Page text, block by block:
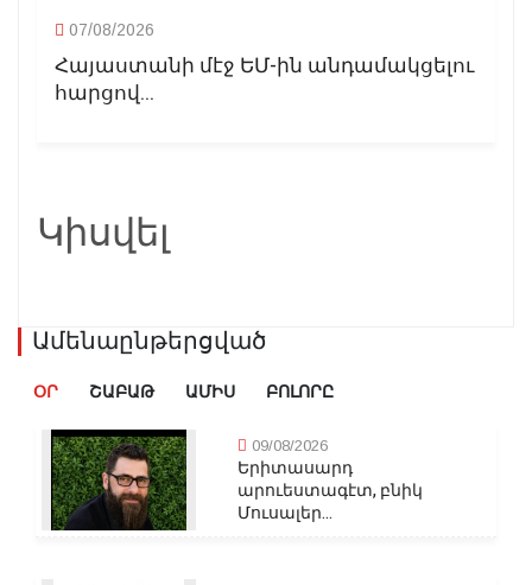
07/08/2026
Հայաստանի մէջ ԵՄ-ին անդամակցելու
հարցով...
Կիսվել
Ամենաընթերցված
ՕՐ ՇԱԲԱԹ ԱՄԻՍ ԲՈԼՈՐԸ
09/08/2026
Երիտասարդ
արուեստագէտ, բնիկ
Մուսալեր...